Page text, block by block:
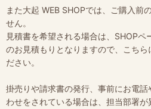
また大起 WEB SHOPでは、ご購入前
せん。
見積書を希望される場合は、SHOP
のお見積もりとなりますので、こちら
ださい。
掛売りや請求書の発行、事前にお電
わせをされている場合は、担当部署